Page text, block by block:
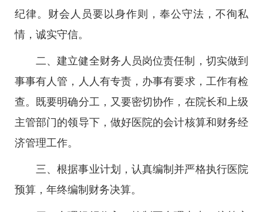
纪律。财会人员要以身作则，奉公守法，不徇私
情，诚实守信。
二、建立健全财务人员岗位责任制，切实做到
事事有人管，人人有专责，办事有要求，工作有检
查。既要明确分工，又要密切协作，在院长和上级
主管部门的领导下，做好医院的会计核算和财务经
济管理工作。
三、根据事业计划，认真编制并严格执行医院
预算，年终编制财务决算。